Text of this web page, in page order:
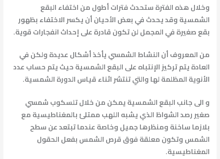
وخلال هذه الفترة ستحدث فترات أطول من اختفاء البقع
الشمسية وقد يحدث في بعض الأحيان أن يكسر الاختفاء بظهور
بقع صغيرة في المجمل لن تكون قادرة على إحداث انفجارات قوية.
من المعروف أن النشاط الشمسي يأخذ أشكال عديدة ولكن في
العادة يتم تركيز الإنتباه على البقع الشمسية حيث يتم حساب عدد
الأنوية المظلمة لها والتي تنتشر اثناء قياس الدورة الشمسية.
و الى جانب البقع الشمسية يمكن من خلال تلسكوب شمسي
صغير رصد الشواظ الذي يشبه اللهب ممتلئ بالمغناطيسية مع
بلازما ساخنة ومنظرها جميل وخاصة عندما تبتعد عن سطح
الشمس وتكون معلقة فوق قرص الشمس بفعل الحقول
المغناطيسية.